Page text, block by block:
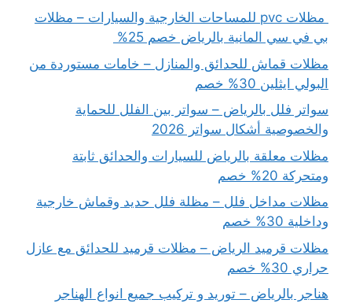
مظلات pvc للمساحات الخارجية والسيارات – مظلات
بي في سي المانية بالرياض خصم 25%
مظلات قماش للحدائق والمنازل – خامات مستوردة من
البولي ايثلين 30% خصم
سواتر فلل بالرياض – سواتر بين الفلل للحماية
والخصوصية أشكال سواتر 2026
مظلات معلقة بالرياض للسيارات والحدائق ثابتة
ومتحركة 20% خصم
مظلات مداخل فلل – مظلة فلل حديد وقماش خارجية
وداخلية 30% خصم
مظلات قرميد الرياض – مظلات قرميد للحدائق مع عازل
حراري 30% خصم
هناجر بالرياض – توريد و تركيب جميع انواع الهناجر